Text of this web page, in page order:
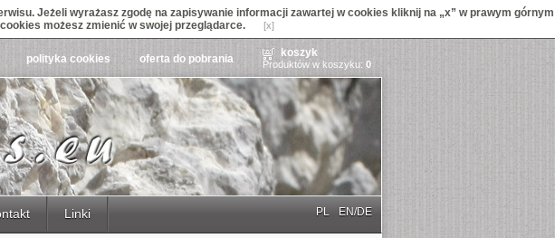
Jeżeli wyrażasz zgodę na zapisywanie informacji zawartej w cookies kliknij na „x” w prawym górnym
możesz zmienić w swojej przeglądarce.
[x]
polityka cookies oferta do pobrania koszyk
Produktów w koszyku: 0
Linki EN/DE
PL